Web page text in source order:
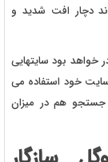
دچار افت شدید و
خواهد بود سایتهایی
سایت خود استفاده می
جستجو هم در میزان